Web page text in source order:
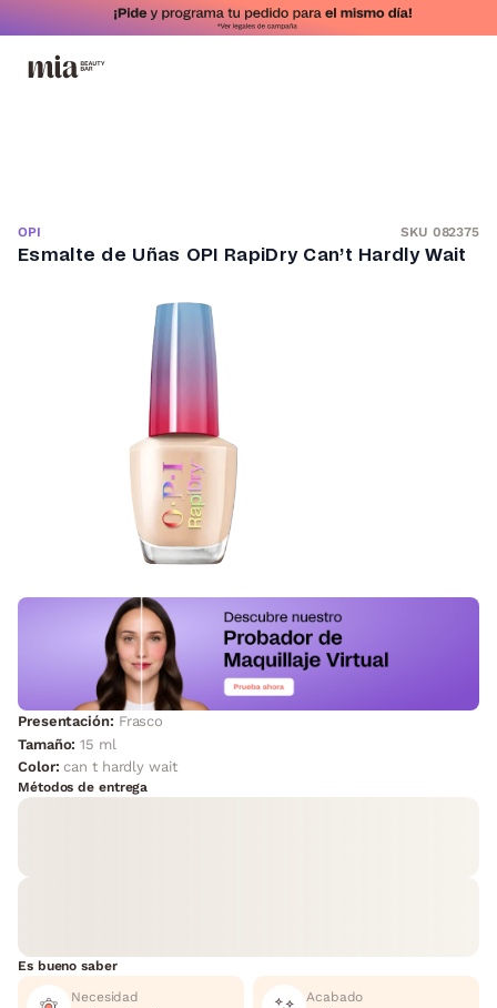
OPI SKU 082375
Esmalte de Uñas OPI RapiDry Can’t Hardly Wait
Presentación: Frasco
Tamaño:15 ml
Color:can t hardly wait
Métodos de entrega
Es bueno saber
Necesidad
Acabado